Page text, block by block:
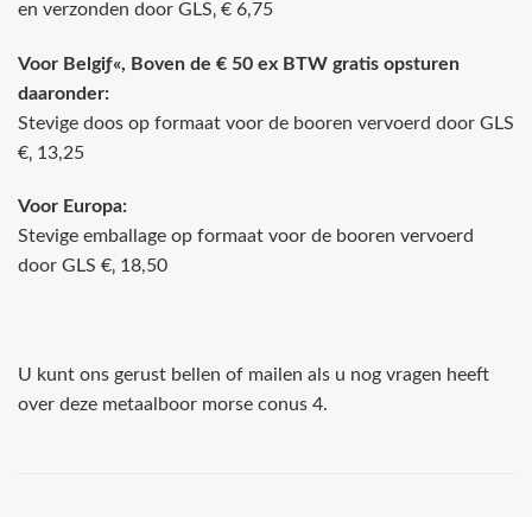
en verzonden door GLS‚ € 6,75
Voor Belgiƒ«, Boven de € 50 ex BTW gratis opsturen
daaronder:
Stevige doos op formaat voor de booren vervoerd door GLS
€‚ 13,25
Voor Europa:
Stevige emballage op formaat voor de booren vervoerd
door GLS €‚ 18,50
U kunt ons gerust bellen of mailen als u nog vragen heeft
over deze metaalboor morse conus 4.